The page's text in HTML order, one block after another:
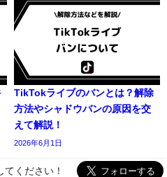
TikTokライブのバンとは？解除
方法やシャドウバンの原因を交
えて解説！
2026年6月1日
ください！